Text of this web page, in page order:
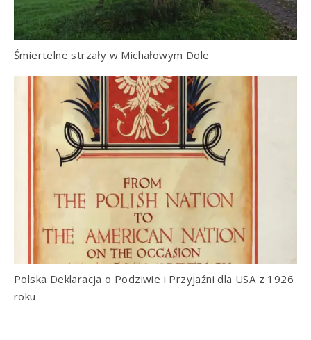
Śmiertelne strzały w Michałowym Dole
Polska Deklaracja o Podziwie i Przyjaźni dla USA z 1926
roku